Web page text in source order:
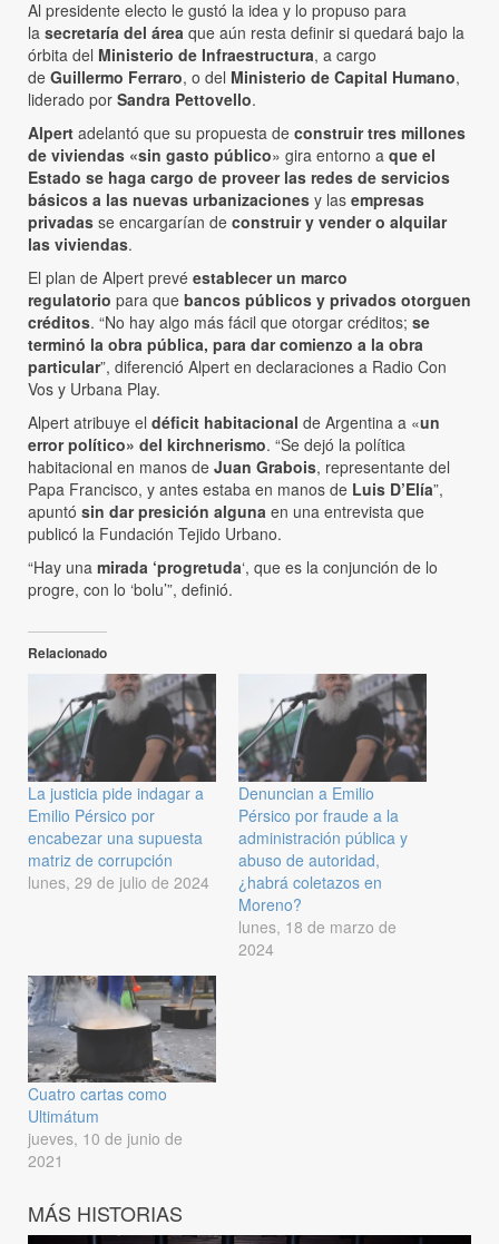
Al presidente electo le gustó la idea y lo propuso para
la secretaría del área que aún resta definir si quedará bajo la
órbita del Ministerio de Infraestructura, a cargo
de Guillermo Ferraro, o del Ministerio de Capital Humano,
liderado por Sandra Pettovello.
Alpert adelantó que su propuesta de construir tres millones
de viviendas «sin gasto público» gira entorno a que el
Estado se haga cargo de proveer las redes de servicios
básicos a las nuevas urbanizaciones y las empresas
privadas se encargarían de construir y vender o alquilar
las viviendas.
El plan de Alpert prevé establecer un marco
regulatorio para que bancos públicos y privados otorguen
créditos. “No hay algo más fácil que otorgar créditos; se
terminó la obra pública, para dar comienzo a la obra
particular”, diferenció Alpert en declaraciones a Radio Con
Vos y Urbana Play.
Alpert atribuye el déficit habitacional de Argentina a «un
error político» del kirchnerismo. “Se dejó la política
habitacional en manos de Juan Grabois, representante del
Papa Francisco, y antes estaba en manos de Luis D’Elía”,
apuntó sin dar presición alguna en una entrevista que
publicó la Fundación Tejido Urbano.
“Hay una mirada ‘progretuda‘, que es la conjunción de lo
progre, con lo ‘bolu’”, definió.
Relacionado
La justicia pide indagar a
Emilio Pérsico por
encabezar una supuesta
matriz de corrupción
lunes, 29 de julio de 2024
Denuncian a Emilio
Pérsico por fraude a la
administración pública y
abuso de autoridad,
¿habrá coletazos en
Moreno?
lunes, 18 de marzo de
2024
Cuatro cartas como
Ultimátum
jueves, 10 de junio de
2021
MÁS HISTORIAS